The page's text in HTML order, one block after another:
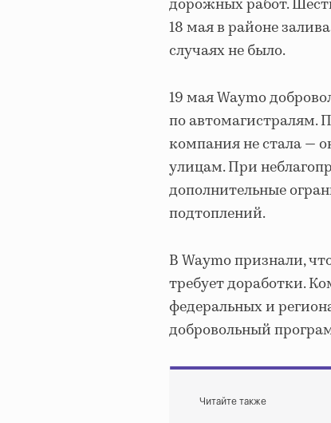
дорожных работ.
18 мая в районе
случаях не было.
19 мая Waymo
по автомагистралям.
компания не стала —
улицам. При
дополнительные
подтоплений.
В Waymo признали,
требует доработки.
федеральных и
добровольный
Читайте также